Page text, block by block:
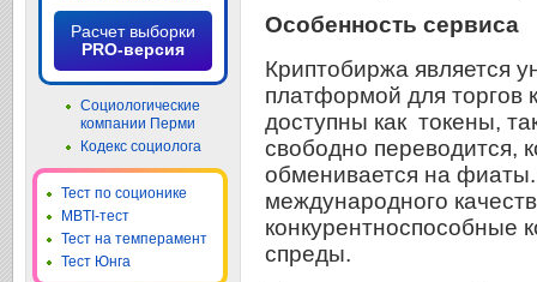
Особенность сервиса
Криптобиржа является
платформой для торгов
доступны как токены,
свободно переводится,
обменивается на
международного
конкурентноспособные
спреды.
Расчет выборки
PRO-версия
Социологические
компании Перми
Кодекс социолога
Тест по соционике
MBTI-тест
Тест на темперамент
Тест Юнга